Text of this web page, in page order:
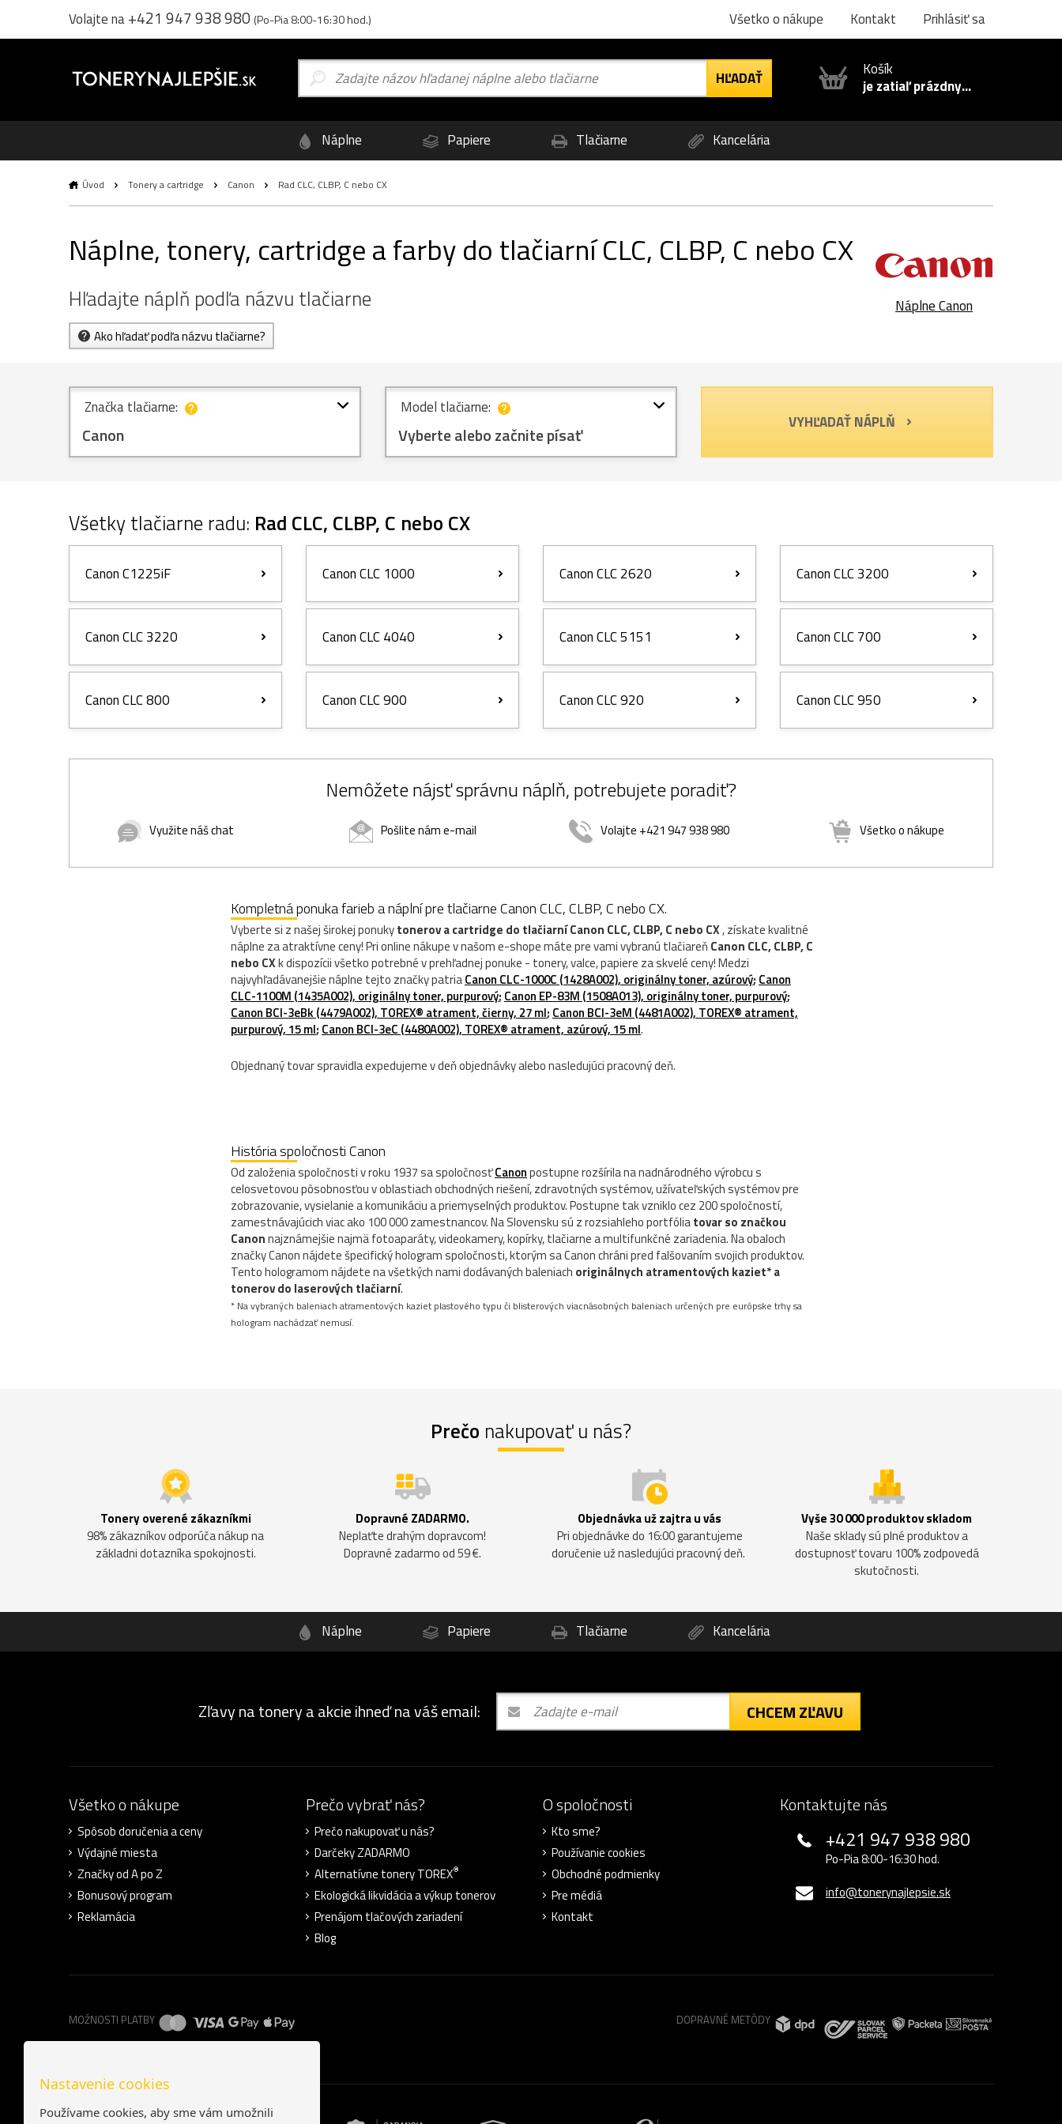
Volajte na+421 947 938 980 (Po-Pia 8:00-16:30 hod.) Všetko o nákupe Kontakt Prihlásiť sa
Košík
je zatiaľ prázdny...
Náplne Papiere Tlačiarne Kancelária
Úvod Tonery a cartridge Canon Rad CLC, CLBP, C nebo CX
Náplne Canon
Náplne, tonery, cartridge a farby do tlačiarní CLC, CLBP, C nebo CX
Hľadajte náplň podľa názvu tlačiarne
Ako hľadať podľa názvu tlačiarne?
Značka tlačiarne:
Canon
Model tlačiarne:
Vyberte alebo začnite písať
VYHĽADAŤ NÁPLŇ
Všetky tlačiarne radu: Rad CLC, CLBP, C nebo CX
Canon C1225iF Canon CLC 1000 Canon CLC 2620 Canon CLC 3200
Canon CLC 3220 Canon CLC 4040 Canon CLC 5151 Canon CLC 700
Canon CLC 800 Canon CLC 900 Canon CLC 920 Canon CLC 950
Nemôžete nájsť správnu náplň, potrebujete poradiť?
Využite náš chat Pošlite nám e-mail Volajte +421 947 938 980 Všetko o nákupe
Kompletná ponuka farieb a náplní pre tlačiarne Canon CLC, CLBP, C nebo CX.
Vyberte si z našej širokej ponukytonerov a cartridge do tlačiarní Canon CLC, CLBP, C nebo CX, získate kvalitné
náplne za atraktívne ceny! Pri online nákupe v našom e-shope máte pre vami vybranú tlačiareň Canon CLC, CLBP, C
nebo CXk dispozícii všetko potrebné v prehľadnej ponuke - tonery, valce, papiere za skvelé ceny! Medzi
najvyhľadávanejšie náplne tejto značky patriaCanon CLC-1000C (1428A002), originálny toner, azúrový; Canon
CLC-1100M (1435A002), originálny toner, purpurový; Canon EP-83M (1508A013), originálny toner, purpurový;
Canon BCI-3eBk (4479A002), TOREX® atrament, čierny, 27 ml; Canon BCI-3eM (4481A002), TOREX® atrament,
purpurový, 15 ml; Canon BCI-3eC (4480A002), TOREX® atrament, azúrový, 15 ml.
Objednaný tovar spravidla expedujeme v deň objednávky alebo nasledujúci pracovný deň.
História spoločnosti Canon
Od založenia spoločnosti v roku 1937 sa spoločnosťCanonpostupne rozšírila na nadnárodného výrobcu s
celosvetovou pôsobnosťou v oblastiach obchodných riešení, zdravotných systémov, užívateľských systémov pre
zobrazovanie, vysielanie a komunikáciu a priemyselných produktov. Postupne tak vzniklo cez 200 spoločností,
zamestnávajúcich viac ako 100 000 zamestnancov. Na Slovensku sú z rozsiahleho portfóliatovar so značkou
Canonnajznámejšie najmä fotoaparáty, videokamery, kopírky, tlačiarne a multifunkčné zariadenia. Na obaloch
značky Canon nájdete špecifický hologram spoločnosti, ktorým sa Canon chráni pred falšovaním svojich produktov.
Tento hologramom nájdete na všetkých nami dodávaných baleniach originálnych atramentových kaziet* a
tonerov do laserových tlačiarní.
* Na vybraných baleniach atramentových kaziet plastového typu či blisterových viacnásobných baleniach určených pre európske trhy sa
hologram nachádzať nemusí.
Prečo nakupovať u nás?
Tonery overené zákazníkmi
98% zákazníkov odporúča nákup na
základni dotazníka spokojnosti.
Dopravné ZADARMO.
Neplaťte drahým dopravcom!
Dopravné zadarmo od 59 €.
Objednávka už zajtra u vás
Pri objednávke do 16:00 garantujeme
doručenie už nasledujúci pracovný deň.
Vyše 30 000 produktov skladom
Naše sklady sú plné produktov a
dostupnosť tovaru 100% zodpovedá
skutočnosti.
Náplne Papiere Tlačiarne Kancelária
Zľavy na tonery a akcie ihneď na váš email: CHCEM ZĽAVU
Všetko o nákupe
Spôsob doručenia a ceny
Výdajné miesta
Značky od A po Z
Bonusový program
Reklamácia
Prečo vybrať nás?
Prečo nakupovať u nás?
Darčeky ZADARMO
Alternatívne tonery TOREX®
Ekologická likvidácia a výkup tonerov
Prenájom tlačových zariadení
Blog
O spoločnosti
Kto sme?
Používanie cookies
Obchodné podmienky
Pre médiá
Kontakt
Kontaktujte nás
+421 947 938 980
Po-Pia 8:00-16:30 hod.
info@tonerynajlepsie.sk
MOŽNOSTI PLATBY DOPRAVNÉ METÓDY
Nastavenie cookies
Používame cookies, aby sme vám umožnili